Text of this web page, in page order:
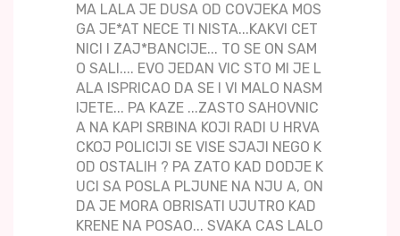
MA LALA JE DUSA OD COVJEKA MOS
GA JE*AT NECE TI NISTA...KAKVI CET
NICI I ZAJ*BANCIJE... TO SE ON SAM
O SALI.... EVO JEDAN VIC STO MI JE L
ALA ISPRICAO DA SE I VI MALO NASM
IJETE... PA KAZE ...ZASTO SAHOVNIC
A NA KAPI SRBINA KOJI RADI U HRVA
CKOJ POLICIJI SE VISE SJAJI NEGO K
OD OSTALIH ? PA ZATO KAD DODJE K
UCI SA POSLA PLJUNE NA NJU A, ON
DA JE MORA OBRISATI UJUTRO KAD
KRENE NA POSAO... SVAKA CAS LALO